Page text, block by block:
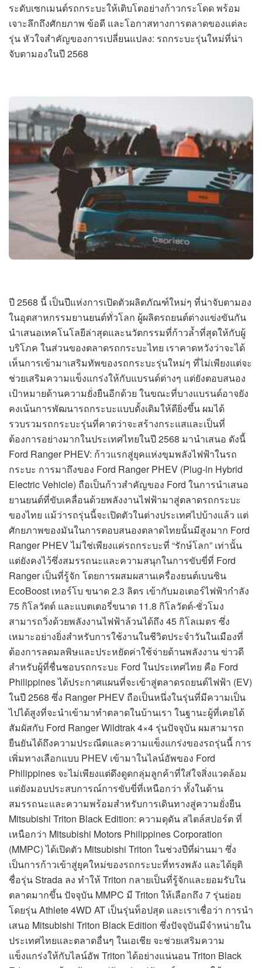
ระดับเซกเมนต์รถกระบะให้เติบโตอย่างก้าวกระโดด พร้อม
เจาะลึกถึงศักยภาพ ข้อดี และโอกาสทางการตลาดของแต่ละ
รุ่น หัวใจสำคัญของการเปลี่ยนแปลง: รถกระบะรุ่นใหม่ที่น่า
จับตามองในปี 2568
ปี 2568 นี้ เป็นปีแห่งการเปิดตัวผลิตภัณฑ์ใหม่ๆ ที่น่าจับตามอง
ในอุตสาหกรรมยานยนต์ทั่วโลก ผู้ผลิตรถยนต์ต่างแข่งขันกัน
นำเสนอเทคโนโลยีล่าสุดและนวัตกรรมที่ก้าวล้ำที่สุดให้กับผู้
บริโภค ในส่วนของตลาดรถกระบะไทย เราคาดหวังว่าจะได้
เห็นการเข้ามาเสริมทัพของรถกระบะรุ่นใหม่ๆ ที่ไม่เพียงแต่จะ
ช่วยเสริมความแข็งแกร่งให้กับแบรนด์ต่างๆ แต่ยังตอบสนอง
เป้าหมายด้านความยั่งยืนอีกด้วย ในขณะที่บางแบรนด์อาจยัง
คงเน้นการพัฒนารถกระบะแบบดั้งเดิมให้ดียิ่งขึ้น ผมได้
รวบรวมรถกระบะรุ่นที่คาดว่าจะสร้างกระแสและเป็นที่
ต้องการอย่างมากในประเทศไทยในปี 2568 มานำเสนอ ดังนี้
Ford Ranger PHEV: ก้าวแรกสู่ยุคแห่งขุมพลังไฟฟ้าในรถ
กระบะ การมาถึงของ Ford Ranger PHEV (Plug-in Hybrid
Electric Vehicle) ถือเป็นก้าวสำคัญของ Ford ในการนำเสนอ
ยานยนต์ที่ขับเคลื่อนด้วยพลังงานไฟฟ้ามาสู่ตลาดรถกระบะ
ของไทย แม้ว่ารถรุ่นนี้จะเปิดตัวในต่างประเทศไปบ้างแล้ว แต่
ศักยภาพของมันในการตอบสนองตลาดไทยนั้นมีสูงมาก Ford
Ranger PHEV ไม่ใช่เพียงแค่รถกระบะที่ “รักษ์โลก” เท่านั้น
แต่ยังคงไว้ซึ่งสมรรถนะและความสนุกในการขับขี่ที่ Ford
Ranger เป็นที่รู้จัก โดยการผสมผสานเครื่องยนต์เบนซิน
EcoBoost เทอร์โบ ขนาด 2.3 ลิตร เข้ากับมอเตอร์ไฟฟ้ากำลัง
75 กิโลวัตต์ และแบตเตอรี่ขนาด 11.8 กิโลวัตต์-ชั่วโมง
สามารถวิ่งด้วยพลังงานไฟฟ้าล้วนได้ถึง 45 กิโลเมตร ซึ่ง
เหมาะอย่างยิ่งสำหรับการใช้งานในชีวิตประจำวันในเมืองที่
ต้องการลดมลพิษและประหยัดค่าใช้จ่ายด้านพลังงาน ข่าวดี
สำหรับผู้ที่ชื่นชอบรถกระบะ Ford ในประเทศไทย คือ Ford
Philippines ได้ประกาศแผนที่จะเข้าสู่ตลาดรถยนต์ไฟฟ้า (EV)
ในปี 2568 ซึ่ง Ranger PHEV ถือเป็นหนึ่งในรุ่นที่มีความเป็น
ไปได้สูงที่จะนำเข้ามาทำตลาดในบ้านเรา ในฐานะผู้ที่เคยได้
สัมผัสกับ Ford Ranger Wildtrak 4×4 รุ่นปัจจุบัน ผมสามารถ
ยืนยันได้ถึงความประณีตและความแข็งแกร่งของรถรุ่นนี้ การ
เพิ่มทางเลือกแบบ PHEV เข้ามาในไลน์อัพของ Ford
Philippines จะไม่เพียงแต่ดึงดูดกลุ่มลูกค้าที่ใส่ใจสิ่งแวดล้อม
แต่ยังมอบประสบการณ์การขับขี่ที่เหนือกว่า ทั้งในด้าน
สมรรถนะและความพร้อมสำหรับการเดินทางสู่ความยั่งยืน
Mitsubishi Triton Black Edition: ความดุดัน สไตล์สปอร์ต ที่
เหนือกว่า Mitsubishi Motors Philippines Corporation
(MMPC) ได้เปิดตัว Mitsubishi Triton ในช่วงปีที่ผ่านมา ซึ่ง
เป็นการก้าวเข้าสู่ยุคใหม่ของรถกระบะที่ทรงพลัง และได้ยุติ
ชื่อรุ่น Strada ลง ทำให้ Triton กลายเป็นที่รู้จักและยอมรับใน
ตลาดมากขึ้น ปัจจุบัน MMPC มี Triton ให้เลือกถึง 7 รุ่นย่อย
โดยรุ่น Athlete 4WD AT เป็นรุ่นท็อปสุด และเราเชื่อว่า การนำ
เสนอ Mitsubishi Triton Black Edition ซึ่งปัจจุบันมีจำหน่ายใน
ประเทศไทยและตลาดอื่นๆ ในเอเชีย จะช่วยเสริมความ
แข็งแกร่งให้กับไลน์อัพ Triton ได้อย่างแน่นอน Triton Black